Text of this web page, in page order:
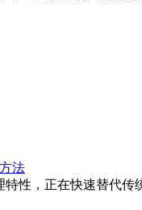
法
性，正在快速替代